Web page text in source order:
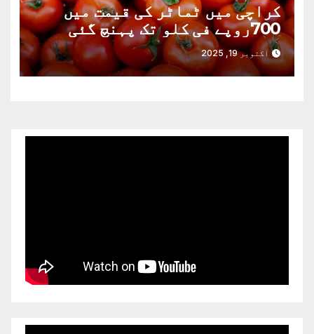
کراچی میں ٹماٹر کی قیمت میں
700روپے فی کلو تک پہنچ گئی
اکتوبر 19, 2025